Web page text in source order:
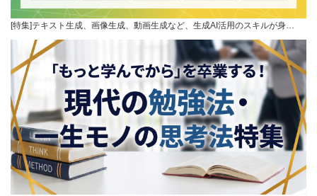
[特集]テキスト生成、画像生成、動画生成など、生成AI活用のスキルが身…